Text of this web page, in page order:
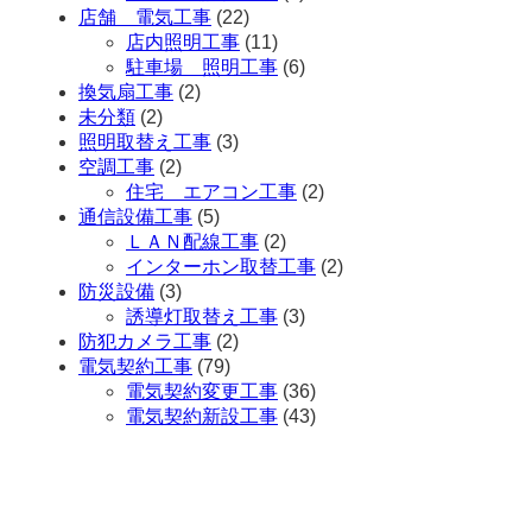
店舗 電気工事 (22)
店内照明工事 (11)
駐車場 照明工事 (6)
換気扇工事 (2)
未分類 (2)
照明取替え工事 (3)
空調工事 (2)
住宅 エアコン工事 (2)
通信設備工事 (5)
ＬＡＮ配線工事 (2)
インターホン取替工事 (2)
防災設備 (3)
誘導灯取替え工事 (3)
防犯カメラ工事 (2)
電気契約工事 (79)
電気契約変更工事 (36)
電気契約新設工事 (43)